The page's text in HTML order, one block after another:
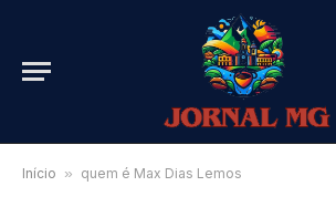
Início » quem é Max Dias Lemos